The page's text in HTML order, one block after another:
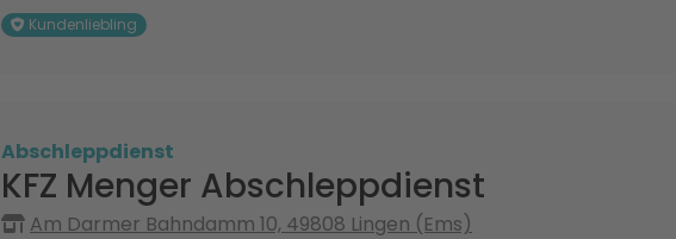
Kundenliebling
Abschleppdienst
KFZ Menger Abschleppdienst
Am Darmer Bahndamm 10, 49808 Lingen (Ems)